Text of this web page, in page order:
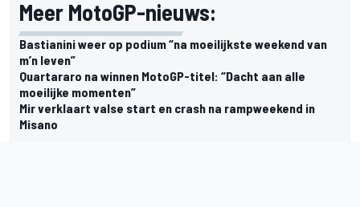
Meer MotoGP-nieuws:
Bastianini weer op podium “na moeilijkste weekend van
m’n leven”
Quartararo na winnen MotoGP-titel: “Dacht aan alle
moeilijke momenten”
Mir verklaart valse start en crash na rampweekend in
Misano